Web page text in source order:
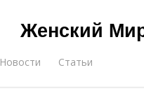
Женский
Новости Статьи